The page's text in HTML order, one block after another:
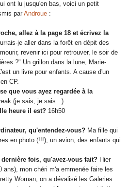
ont lu jusqu'en bas, voici un petit
par Androue :
allez à la page 18 et écrivez la
je aller dans la forêt en dépit des
revenir ici pour retrouver, le soir de
?" Un grillon dans la lune, Marie-
un livre pour enfants. A cause d'un
CP.
que vous ayez regardée à la
(je sais, je sais...)
heure il est? 16h50
qu'entendez-vous? Ma fille qui
en photo (!!!), un avion, des enfants qui
fois, qu'avez-vous fait? Hier
ans), mon chéri m'a emmenée faire les
Woman, on a dévalisé les Galeries